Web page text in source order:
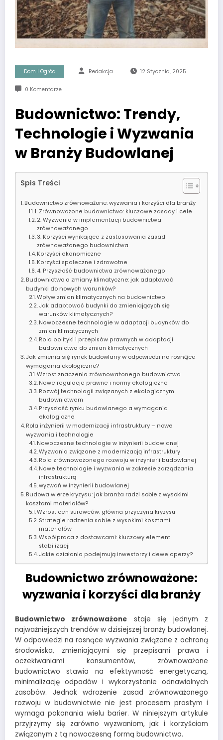
Dom I Ogród Redakcja 12 Stycznia, 2025
0 Komentarze
Budownictwo: Trendy,
Technologie i Wyzwania
w Branży Budowlanej
Spis Treści
Budownictwo zrównoważone: wyzwania i korzyści dla branży
1. Zrównoważone budownictwo: kluczowe zasady i cele
2. Wyzwania w implementacji budownictwa
zrównoważonego
3. Korzyści wynikające z zastosowania zasad
zrównoważonego budownictwa
Korzyści ekonomiczne
Korzyści społeczne i zdrowotne
4. Przyszłość budownictwa zrównoważonego
Budownictwo a zmiany klimatyczne: jak adaptować
budynki do nowych warunków?
Wpływ zmian klimatycznych na budownictwo
Jak adaptować budynki do zmieniających się
warunków klimatycznych?
Nowoczesne technologie w adaptacji budynków do
zmian klimatycznych
Rola polityki i przepisów prawnych w adaptacji
budownictwa do zmian klimatycznych
Jak zmienia się rynek budowlany w odpowiedzi na rosnące
wymagania ekologiczne?
Wzrost znaczenia zrównoważonego budownictwa
Nowe regulacje prawne i normy ekologiczne
Rozwój technologii związanych z ekologicznym
budownictwem
Przyszłość rynku budowlanego a wymagania
ekologiczne
Rola inżynierii w modernizacji infrastruktury – nowe
wyzwania i technologie
Nowoczesne technologie w inżynierii budowlanej
Wyzwania związane z modernizacją infrastruktury
Rola zrównoważonego rozwoju w inżynierii budowlanej
Nowe technologie i wyzwania w zakresie zarządzania
infrastrukturą
wyzwań w inżynierii budowlanej
Budowa w erze kryzysu: jak branża radzi sobie z wysokimi
kosztami materiałów?
Wzrost cen surowców: główna przyczyna kryzysu
Strategie radzenia sobie z wysokimi kosztami
materiałów
Współpraca z dostawcami: kluczowy element
stabilizacji
Jakie działania podejmują inwestorzy i deweloperzy?
Budownictwo zrównoważone:
wyzwania i korzyści dla branży
Budownictwo zrównoważone staje się jednym z
najważniejszych trendów w dzisiejszej branży budowlanej.
W odpowiedzi na rosnące wyzwania związane z ochroną
środowiska, zmieniającymi się przepisami prawa i
oczekiwaniami konsumentów, zrównoważone
budownictwo stawia na efektywność energetyczną,
minimalizację odpadów i wykorzystanie odnawialnych
zasobów. Jednak wdrożenie zasad zrównoważonego
rozwoju w budownictwie nie jest procesem prostym i
wymaga pokonania wielu barier. W niniejszym artykule
przyjrzymy się zarówno wyzwaniom, jak i korzyściom
związanym z tą nowoczesną formą budownictwa.